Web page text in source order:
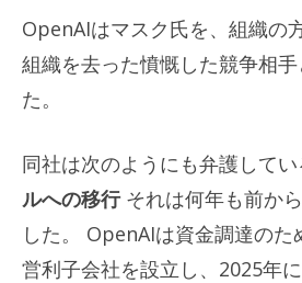
OpenAIはマスク氏を、組織の
組織を去った憤慨した競争相
た。
同社は次のようにも弁護してい
ルへの移行 それは何年も前か
した。 OpenAIは資金調達のた
営利子会社を設立し、2025年